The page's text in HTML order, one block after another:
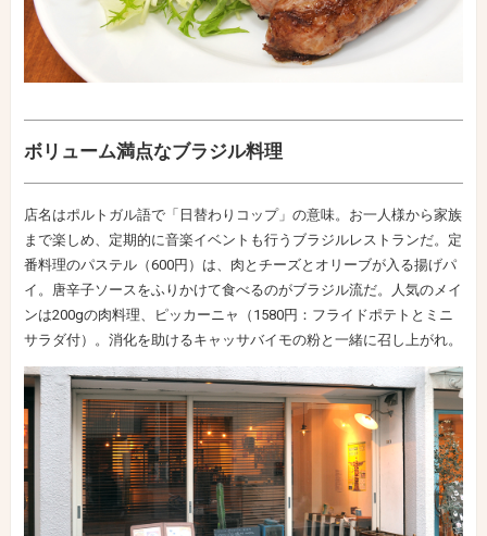
ボリューム満点なブラジル料理
店名はポルトガル語で「日替わりコップ」の意味。お一人様から家族
まで楽しめ、定期的に音楽イベントも行うブラジルレストランだ。定
番料理のパステル（600円）は、肉とチーズとオリーブが入る揚げパ
イ。唐辛子ソースをふりかけて食べるのがブラジル流だ。人気のメイ
ンは200gの肉料理、ピッカーニャ（1580円：フライドポテトとミニ
サラダ付）。消化を助けるキャッサバイモの粉と一緒に召し上がれ。